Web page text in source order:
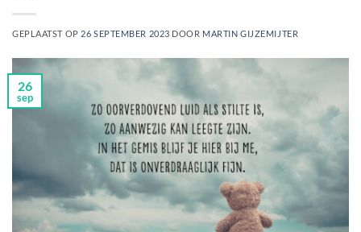
GEPLAATST OP 26 SEPTEMBER 2023 DOOR MARTIN GIJZEMIJTER
26
sep